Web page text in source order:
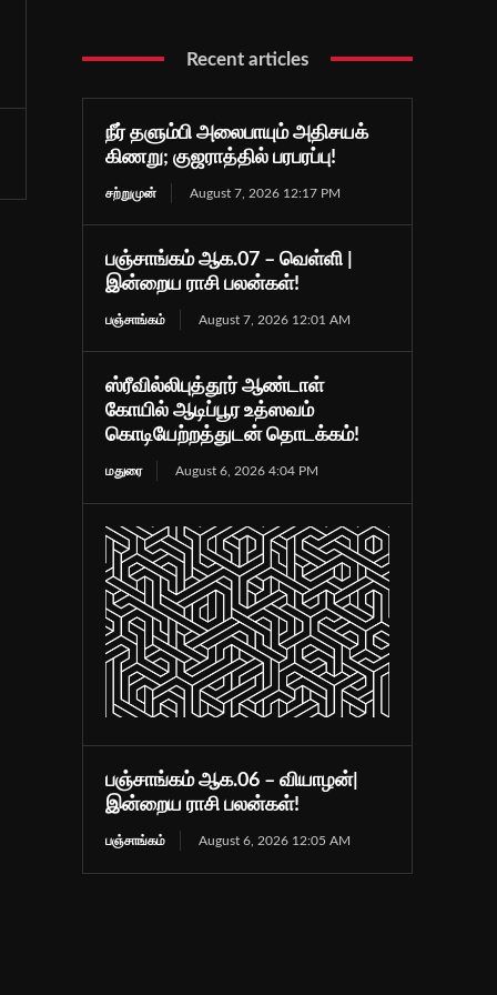
Recent articles
நீர் தளும்பி அலைபாயும் அதிசயக்
கிணறு; குஜராத்தில் பரபரப்பு!
சற்றுமுன் August 7, 2026 12:17 PM
பஞ்சாங்கம் ஆக.07 – வெள்ளி |
இன்றைய ராசி பலன்கள்!
பஞ்சாங்கம் August 7, 2026 12:01 AM
ஸ்ரீவில்லிபுத்தூர் ஆண்டாள்
கோயில் ஆடிப்பூர உத்ஸவம்
கொடியேற்றத்துடன் தொடக்கம்!
மதுரை August 6, 2026 4:04 PM
பஞ்சாங்கம் ஆக.06 – வியாழன்|
இன்றைய ராசி பலன்கள்!
பஞ்சாங்கம் August 6, 2026 12:05 AM